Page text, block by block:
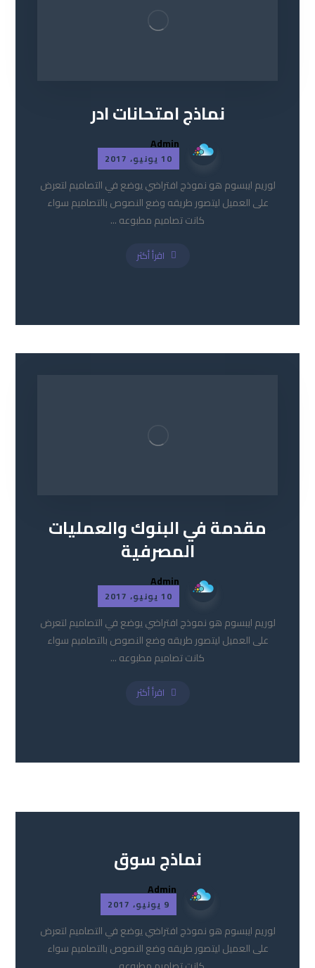
نماذج امتحانات ادر
Admin
10 يونيو، 2017
لوريم ايبسوم هو نموذج افتراضي يوضع في التصاميم لتعرض
على العميل ليتصور طريقه وضع النصوص بالتصاميم سواء
كانت تصاميم مطبوعه ...
اقرأ أكثر
مقدمة في البنوك والعمليات
المصرفية
Admin
10 يونيو، 2017
لوريم ايبسوم هو نموذج افتراضي يوضع في التصاميم لتعرض
على العميل ليتصور طريقه وضع النصوص بالتصاميم سواء
كانت تصاميم مطبوعه ...
اقرأ أكثر
نماذج سوق
Admin
9 يونيو، 2017
لوريم ايبسوم هو نموذج افتراضي يوضع في التصاميم لتعرض
على العميل ليتصور طريقه وضع النصوص بالتصاميم سواء